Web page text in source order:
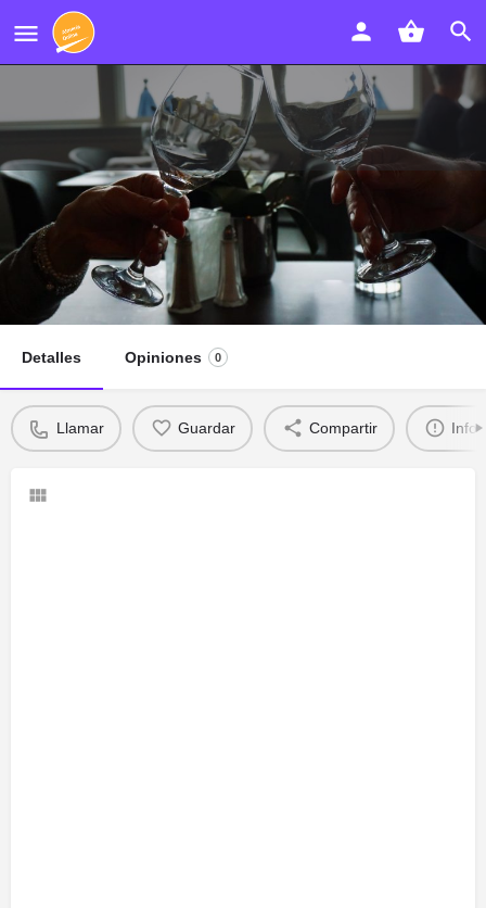
Restaurante Pizzería Italiana Amore
Mio
Llamar
Detalles Opiniones 0
Llamar Guardar Compartir